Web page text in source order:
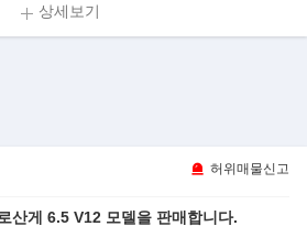
상세보기
허위매물신고
산게 6.5 V12 모델을 판매합니다.